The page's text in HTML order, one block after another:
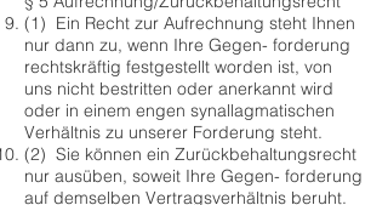
(1) Ein Recht zur Aufrechnung steht Ihnen
nur dann zu, wenn Ihre Gegen- forderung
rechtskräftig festgestellt worden ist, von
uns nicht bestritten oder anerkannt wird
oder in einem engen synallagmatischen
Verhältnis zu unserer Forderung steht.
(2) Sie können ein Zurückbehaltungsrecht
nur ausüben, soweit Ihre Gegen- forderung
auf demselben Vertragsverhältnis beruht.